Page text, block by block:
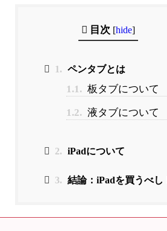
目次 [hide]
1. ペンタブとは
1.1. 板タブについて
1.2. 液タブについて
2. iPadについて
3. 結論：iPadを買うべし